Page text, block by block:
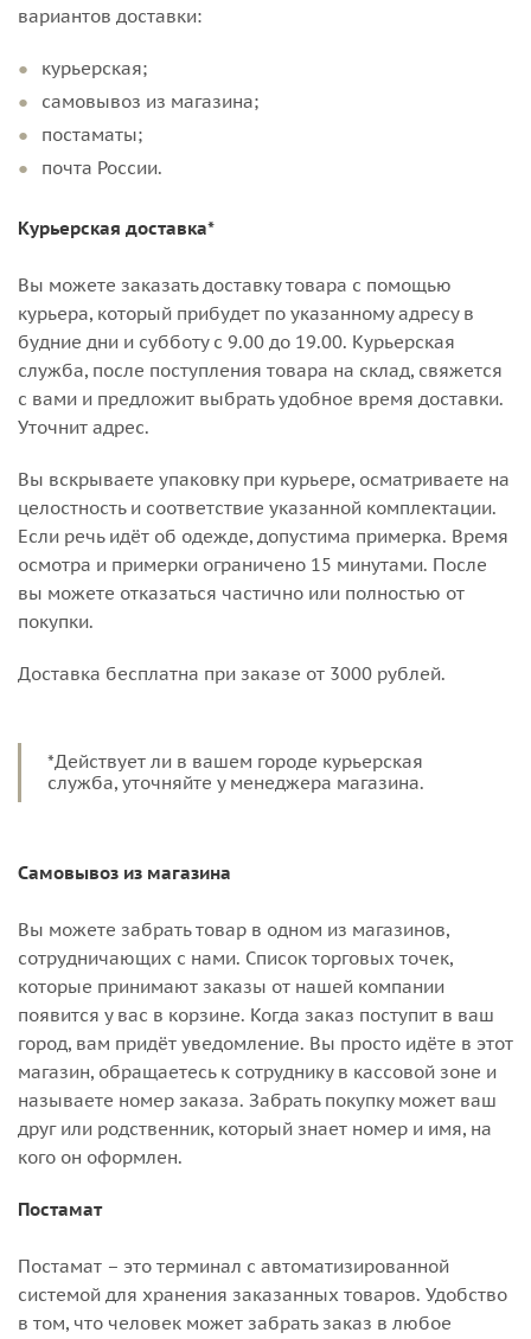
вариантов доставки:
курьерская;
самовывоз из магазина;
постаматы;
почта России.
Курьерская доставка*
Вы можете заказать доставку товара с помощью
курьера, который прибудет по указанному адресу в
будние дни и субботу с 9.00 до 19.00. Курьерская
служба, после поступления товара на склад, свяжется
с вами и предложит выбрать удобное время доставки.
Уточнит адрес.
Вы вскрываете упаковку при курьере, осматриваете на
целостность и соответствие указанной комплектации.
Если речь идёт об одежде, допустима примерка. Время
осмотра и примерки ограничено 15 минутами. После
вы можете отказаться частично или полностью от
покупки.
Доставка бесплатна при заказе от 3000 рублей.
*Действует ли в вашем городе курьерская
служба, уточняйте у менеджера магазина.
Самовывоз из магазина
Вы можете забрать товар в одном из магазинов,
сотрудничающих с нами. Список торговых точек,
которые принимают заказы от нашей компании
появится у вас в корзине. Когда заказ поступит в ваш
город, вам придёт уведомление. Вы просто идёте в этот
магазин, обращаетесь к сотруднику в кассовой зоне и
называете номер заказа. Забрать покупку может ваш
друг или родственник, который знает номер и имя, на
кого он оформлен.
Постамат
Постамат – это терминал с автоматизированной
системой для хранения заказанных товаров. Удобство
в том, что человек может забрать заказ в любое